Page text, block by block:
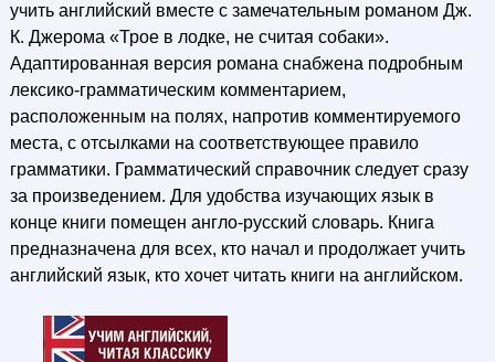
учить английский вместе с замечательным романом Дж.
К. Джерома «Трое в лодке, не считая собаки».
Адаптированная версия романа снабжена подробным
лексико-грамматическим комментарием,
расположенным на полях, напротив комментируемого
места, с отсылками на соответствующее правило
грамматики. Грамматический справочник следует сразу
за произведением. Для удобства изучающих язык в
конце книги помещен англо-русский словарь. Книга
предназначена для всех, кто начал и продолжает учить
английский язык, кто хочет читать книги на английском.